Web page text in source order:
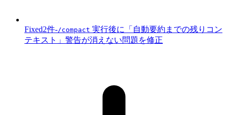
Fixed2件-/compact 実行後に「自動要約までの残りコン
テキスト」警告が消えない問題を修正